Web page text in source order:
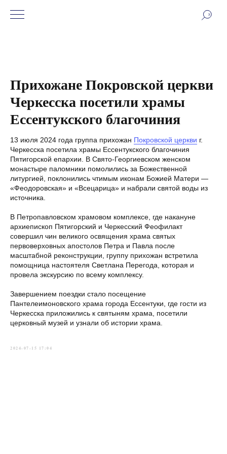
Прихожане Покровской церкви
Черкесска посетили храмы
Ессентукского благочиния
13 июля 2024 года группа прихожан Покровской церкви г.
Черкесска посетила храмы Ессентукского благочиния
Пятигорской епархии. В Свято-Георгиевском женском
монастыре паломники помолились за Божественной
литургией, поклонились чтимым иконам Божией Матери —
«Феодоровская» и «Всецарица» и набрали святой воды из
источника.
В Петропавловском храмовом комплексе, где накануне
архиепископ Пятигорский и Черкесский Феофилакт
совершил чин великого освящения храма святых
первоверховных апостолов Петра и Павла после
масштабной реконструкции, группу прихожан встретила
помощница настоятеля Светлана Перегода, которая и
провела экскурсию по всему комплексу.
Завершением поездки стало посещение
Пантелеимоновского храма города Ессентуки, где гости из
Черкесска приложились к святыням храма, посетили
церковный музей и узнали об истории храма.
2024-07-15 17:04